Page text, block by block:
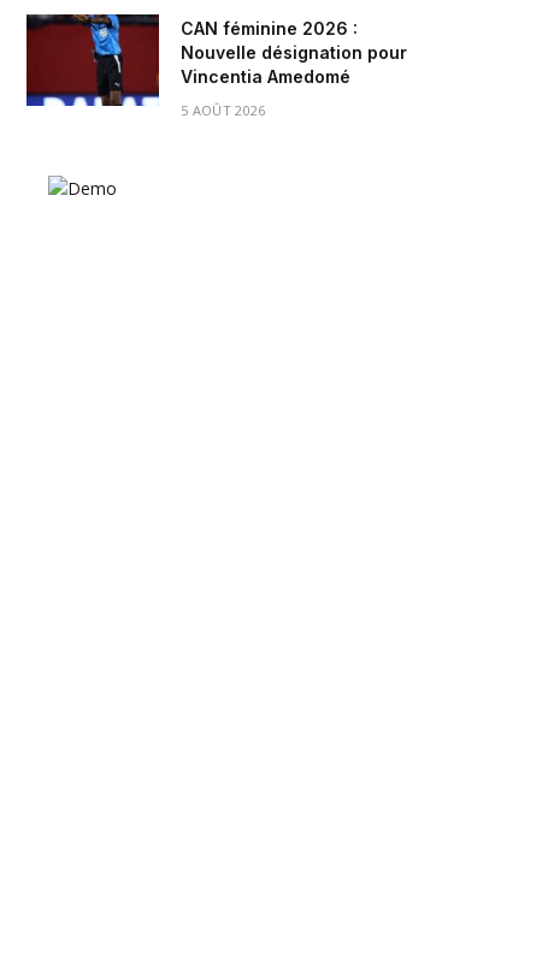
CAN féminine 2026 :
Nouvelle désignation pour
Vincentia Amedomé
5 AOÛT 2026